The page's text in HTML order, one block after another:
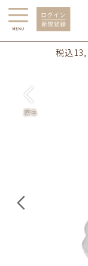
税込